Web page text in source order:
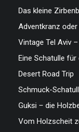
Das kleine
Adventkranz
Vintage Tel Aviv
Eine Schatulle
Desert Road Trip
Schmuck-
Guksi – die
Vom Holzscheit